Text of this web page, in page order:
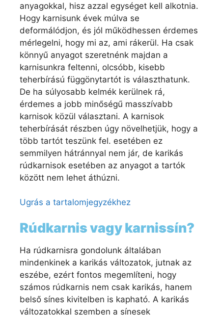
anyagokkal, hisz azzal egységet kell alkotnia.
Hogy karnisunk évek múlva se
deformálódjon, és jól működhessen érdemes
mérlegelni, hogy mi az, ami rákerül. Ha csak
könnyű anyagot szeretnénk majdan a
karnisunkra feltenni, olcsóbb, kisebb
teherbírású függönytartót is választhatunk.
De ha súlyosabb kelmék kerülnek rá,
érdemes a jobb minőségű masszívabb
karnisok közül választani. A karnisok
teherbírását részben úgy növelhetjük, hogy a
több tartót teszünk fel. esetében ez
semmilyen hátránnyal nem jár, de karikás
rúdkarnisok esetében az anyagot a tartók
között nem lehet áthúzni.
Ugrás a tartalomjegyzékhez
Rúdkarnis vagy karnissín?
Ha rúdkarnisra gondolunk általában
mindenkinek a karikás változatok, jutnak az
eszébe, ezért fontos megemlíteni, hogy
számos rúdkarnis nem csak karikás, hanem
belső sínes kivitelben is kapható. A karikás
változatokkal szemben a sínesek